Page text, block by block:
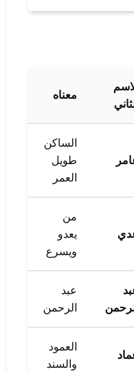
معناه
الساكن
طويل
العمر
من
يعدو
ويسرع
عبد
الرحمن
العمود
والسند